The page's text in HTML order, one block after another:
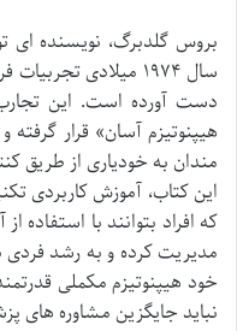
بروس گلدبرگ، نویسنده ای
دست آورده است. این
هیپنوتیزم آسان» قرار گرفته
مندان به خودیاری از
این کتاب، آموزش کاربردی
که افراد بتوانند با
مدیریت کرده و به رشد
خود هیپنوتیزم مکملی
نباید جایگزین مشاوره